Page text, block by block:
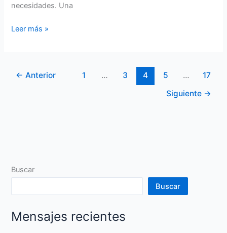
necesidades. Una
Leer más »
← Anterior 1 … 3 4 5 …
17
Siguiente →
Buscar
Buscar
Mensajes recientes